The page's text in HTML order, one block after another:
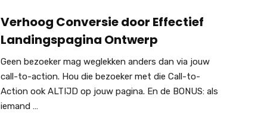
Verhoog Conversie door Effectief
Landingspagina Ontwerp
Geen bezoeker mag weglekken anders dan via jouw
call-to-action. Hou die bezoeker met die Call-to-
Action ook ALTIJD op jouw pagina. En de BONUS: als
iemand …